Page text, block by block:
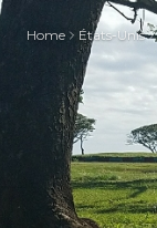
Home États-Unis